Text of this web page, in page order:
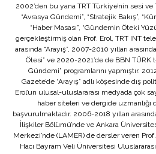
2002’den bu yana TRT Türkiye’nin sesi ve
“Avrasya Gündemi”, “Stratejik Bakış”,
“Haber Masası”, “Gündemin Öteki
gerçekleştirmiş olan Prof. Erol, TRT INT
arasında “Arayış”, 2007-2010 yılları
Ötesi” ve 2020-2021’de de BBN TÜRK
Gündemi” programlarını yapmıştır.
Gazete’de “Arayış” adlı köşesinde dış
Erol’un ulusal-uluslararası medyada çok
haber siteleri ve dergide uzmanlığı
başvurulmaktadır. 2006-2018 yılları
İlişkiler Bölümü’nde ve Ankara
Merkezi’nde (LAMER) de dersler veren
Hacı Bayram Veli Üniversitesi